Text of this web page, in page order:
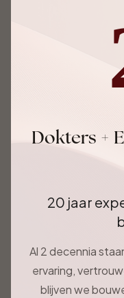
Verzenden
Wil je ons
Onze
maandag 9-17u
Dokters +
20 jaar
Al 2 decennia
ervaring,
blijven we